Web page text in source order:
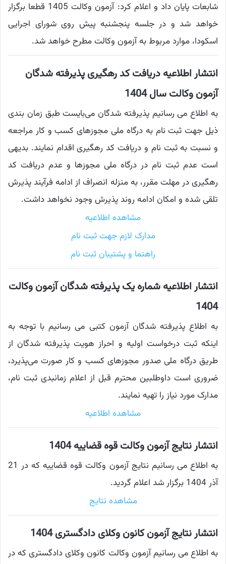
شابعات پایان داد و اعلام کرد: آزمون وکالت 1405 قطعا برگزار
خواهد شد و در جلسه پنجشنبه پیش روی شورای اجرایی
اسکودا، موارد مربوط به آزمون وکالت مطرح خواهد شد.
انتشار اطلاعیه دریافت کد رهگیری پذیرفته شدگان
آزمون وکالت سال 1404
به اطلاع می رسانیم پذیرفته شدگان می‌بایست طبق زمان بندی
ذیل جهت ثبت نام به درگاه ملی مجوزهای کسب و کار مراجعه
و نسبت به ثبت نام و دریافت کد رهگیری اقدام نمایند. بدیهی
است عدم ثبت نام در درگاه ملی مجوزها و عدم دریافت کد
رهگیری در مهلت مقرر، به منزله انصراف از ادامه فرآیند پذیرش
تلقی شده و امکان ادامه روند پذیرش وجود نخواهد داشت.
مشاهده اطلاعیه
مدارک لازم جهت ثبت نام
راهنما و پشتیبان ثبت نام
انتشار اطلاعیه شماره یک پذیرفته شدگان آزمون وکالت
1404
به اطلاع پذیرفته شدگان آزمون کتبی می رسانیم با توجه به
اینکه ثبت درخواست اولیه و احراز هویت پذیرفته شدگان از
طریق درگاه ملی صدور مجوزهای کسب و کار صورت می‌پذیرد،
ضروری است داوطلبین محترم قبل از اعلام زمانبدی ثبت نام،
مدارک مورد نیاز را تهیه نمایند.
مشاهده اطلاعیه
انتشار نتایج آزمون وکالت قوه قضاییه 1404
به اطلاع می رسانیم نتایج آزمون وکالت قوه قضاییه که در 21
آذر 1404 برگزار شد اعلام گردید.
مشاهده نتایج
انتشار نتایج آزمون کانون وکلای دادگستری 1404
به اطلاع می رسانیم آزمون وکالت کانون وکلای دادگستری که در